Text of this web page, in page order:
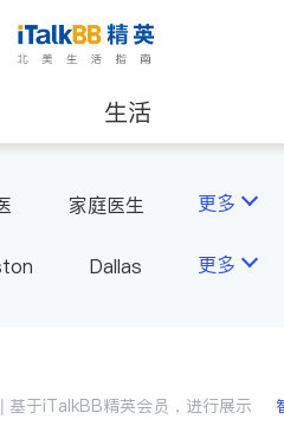
生活
房地产租售
教育
家庭医生
儿科
麻醉科
更多
Dallas
更多
基于iTalkBB精英会员，进行展示